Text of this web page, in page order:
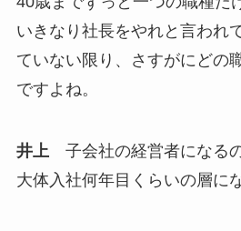
いきなり社長をやれと言われ
ていない限り、さすがにどの
ですよね。
井上 子会社の経営者になる
大体入社何年目くらいの層に